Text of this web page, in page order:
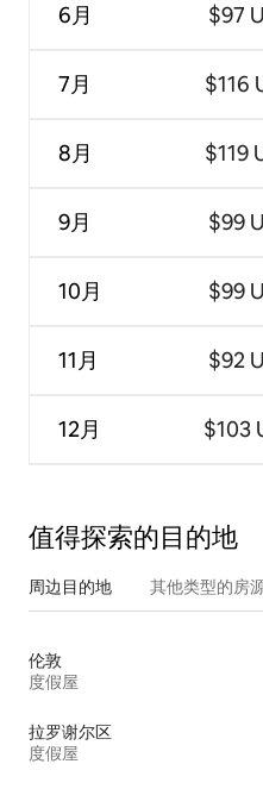
6月
7月
8月
9月
10月
11月
12月
$97
$116
$119
$99
$99
$92
$103
值得探索的目的地
周边目的地 其他类型的房
伦敦
度假屋
拉罗谢尔区
度假屋